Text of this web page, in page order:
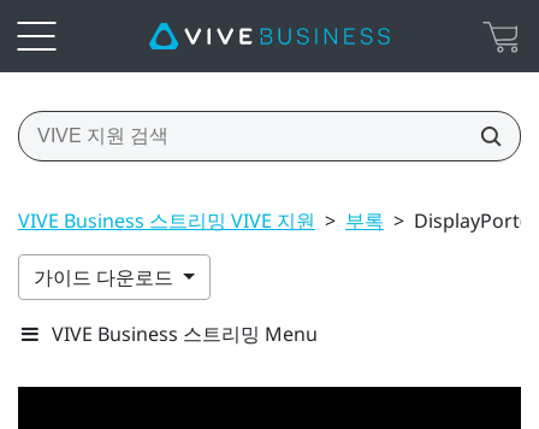
VIVE Business 스트리밍 VIVE 지원 > 부록 >
가이드 다운로드
VIVE Business 스트리밍 Menu